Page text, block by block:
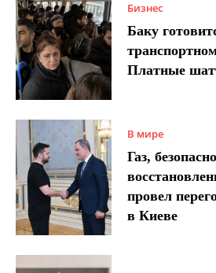
Бизнес
Баку
Платные
В мире
Газ,
провел
в Киеве